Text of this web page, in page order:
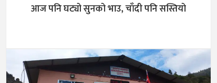
आज पनि घट्यो सुनको भाउ, चाँदी पनि सस्तियो